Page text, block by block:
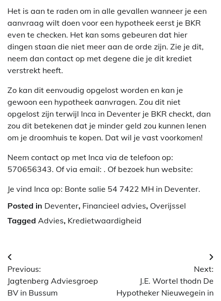
Het is aan te raden om in alle gevallen wanneer je een
aanvraag wilt doen voor een hypotheek eerst je BKR
even te checken. Het kan soms gebeuren dat hier
dingen staan die niet meer aan de orde zijn. Zie je dit,
neem dan contact op met degene die je dit krediet
verstrekt heeft.
Zo kan dit eenvoudig opgelost worden en kan je
gewoon een hypotheek aanvragen. Zou dit niet
opgelost zijn terwijl Inca in Deventer je BKR checkt, dan
zou dit betekenen dat je minder geld zou kunnen lenen
om je droomhuis te kopen. Dat wil je vast voorkomen!
Neem contact op met Inca via de telefoon op:
570656343. Of via email: . Of bezoek hun website:
Je vind Inca op: Bonte salie 54 7422 MH in Deventer.
Posted in Deventer, Financieel advies, Overijssel
Tagged Advies, Kredietwaardigheid
Berichtnavigatie
Previous:
Jagtenberg Adviesgroep
BV in Bussum
Next:
J.E. Wortel thodn De
Hypotheker Nieuwegein in